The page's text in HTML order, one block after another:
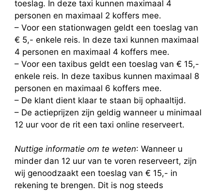
toeslag. In deze taxi kunnen maximaal 4
personen en maximaal 2 koffers mee.
– Voor een stationwagen geldt een toeslag van
€ 5,- enkele reis. In deze taxi kunnen maximaal
4 personen en maximaal 4 koffers mee.
– Voor een taxibus geldt een toeslag van € 15,-
enkele reis. In deze taxibus kunnen maximaal 8
personen en maximaal 6 koffers mee.
– De klant dient klaar te staan bij ophaaltijd.
– De actieprijzen zijn geldig wanneer u minimaal
12 uur voor de rit een taxi online reserveert.
Nuttige informatie om te weten: Wanneer u
minder dan 12 uur van te voren reserveert, zijn
wij genoodzaakt een toeslag van € 15,- in
rekening te brengen. Dit is nog steeds